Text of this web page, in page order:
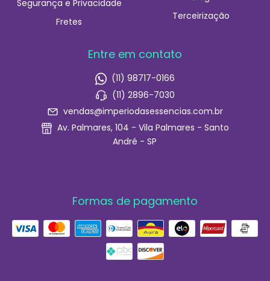
Segurança e Privacidade
Fretes
Terceirização
Entre em contato
(11) 98717-0166
(11) 2896-7030
vendas@imperiodasessencias.com.br
Av. Palmares, 104 - Vila Palmares - Santo
André - SP
Formas de pagamento